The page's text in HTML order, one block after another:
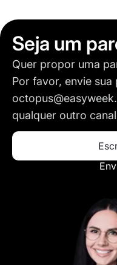
Seja um
Quer propor uma
Por favor, envie
qualquer outro